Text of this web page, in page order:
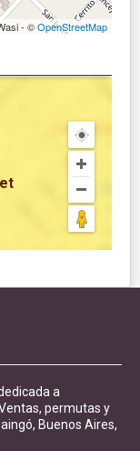
- ©OpenStreetMap
a
permutas y
Buenos Aires,